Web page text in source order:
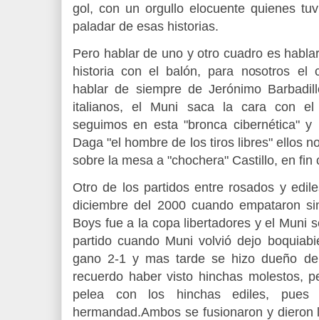
gol, con un orgullo elocuente quienes
paladar de esas historias.
Pero hablar de uno y otro cuadro es
historia con el balón, para nosotros el
hablar de siempre de Jerónimo
italianos, el Muni saca la cara con el
seguimos en esta "bronca cibernética"
Daga "el hombre de los tiros libres" ellos
sobre la mesa a "chochera" Castillo, en fin
Otro de los partidos entre rosados y
diciembre del 2000 cuando empataron
Boys fue a la copa libertadores y el Muni
partido cuando Muni volvió dejo
gano 2-1 y mas tarde se hizo dueño
recuerdo haber visto hinchas molestos,
pelea con los hinchas ediles, pues
hermandad.Ambos se fusionaron y